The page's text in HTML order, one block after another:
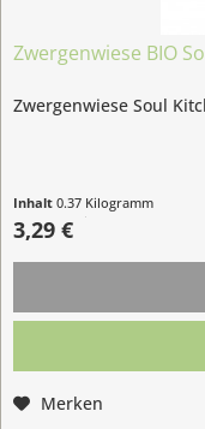
Zwergenwiese BIO
Zwergenwiese Soul
Inhalt0.37 Kilogramm
(8,89 € / 1 Kilogramm)
3,29 €
Merken